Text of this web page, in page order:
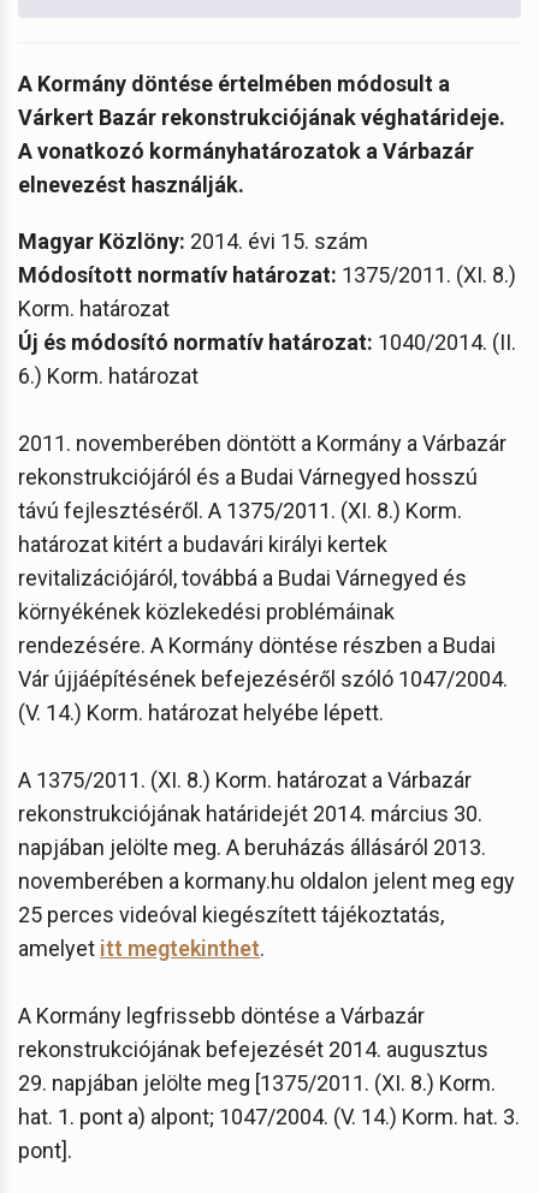
A Kormány döntése értelmében módosult a
Várkert Bazár rekonstrukciójának véghatárideje.
A vonatkozó kormányhatározatok a Várbazár
elnevezést használják.
Magyar Közlöny: 2014. évi 15. szám
Módosított normatív határozat: 1375/2011. (XI. 8.)
Korm. határozat
Új és módosító normatív határozat: 1040/2014. (II.
6.) Korm. határozat
2011. novemberében döntött a Kormány a Várbazár
rekonstrukciójáról és a Budai Várnegyed hosszú
távú fejlesztéséről. A 1375/2011. (XI. 8.) Korm.
határozat kitért a budavári királyi kertek
revitalizációjáról, továbbá a Budai Várnegyed és
környékének közlekedési problémáinak
rendezésére. A Kormány döntése részben a Budai
Vár újjáépítésének befejezéséről szóló 1047/2004.
(V. 14.) Korm. határozat helyébe lépett.
A 1375/2011. (XI. 8.) Korm. határozat a Várbazár
rekonstrukciójának határidejét 2014. március 30.
napjában jelölte meg. A beruházás állásáról 2013.
novemberében a kormany.hu oldalon jelent meg egy
25 perces videóval kiegészített tájékoztatás,
amelyet itt megtekinthet.
A Kormány legfrissebb döntése a Várbazár
rekonstrukciójának befejezését 2014. augusztus
29. napjában jelölte meg [1375/2011. (XI. 8.) Korm.
hat. 1. pont a) alpont; 1047/2004. (V. 14.) Korm. hat. 3.
pont].